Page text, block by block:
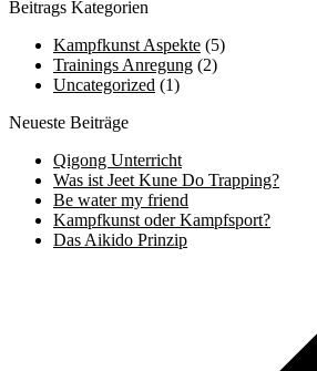
Beitrags Kategorien
Kampfkunst Aspekte (5)
Trainings Anregung (2)
Uncategorized (1)
Neueste Beiträge
Qigong Unterricht
Was ist Jeet Kune Do Trapping?
Be water my friend
Kampfkunst oder Kampfsport?
Das Aikido Prinzip